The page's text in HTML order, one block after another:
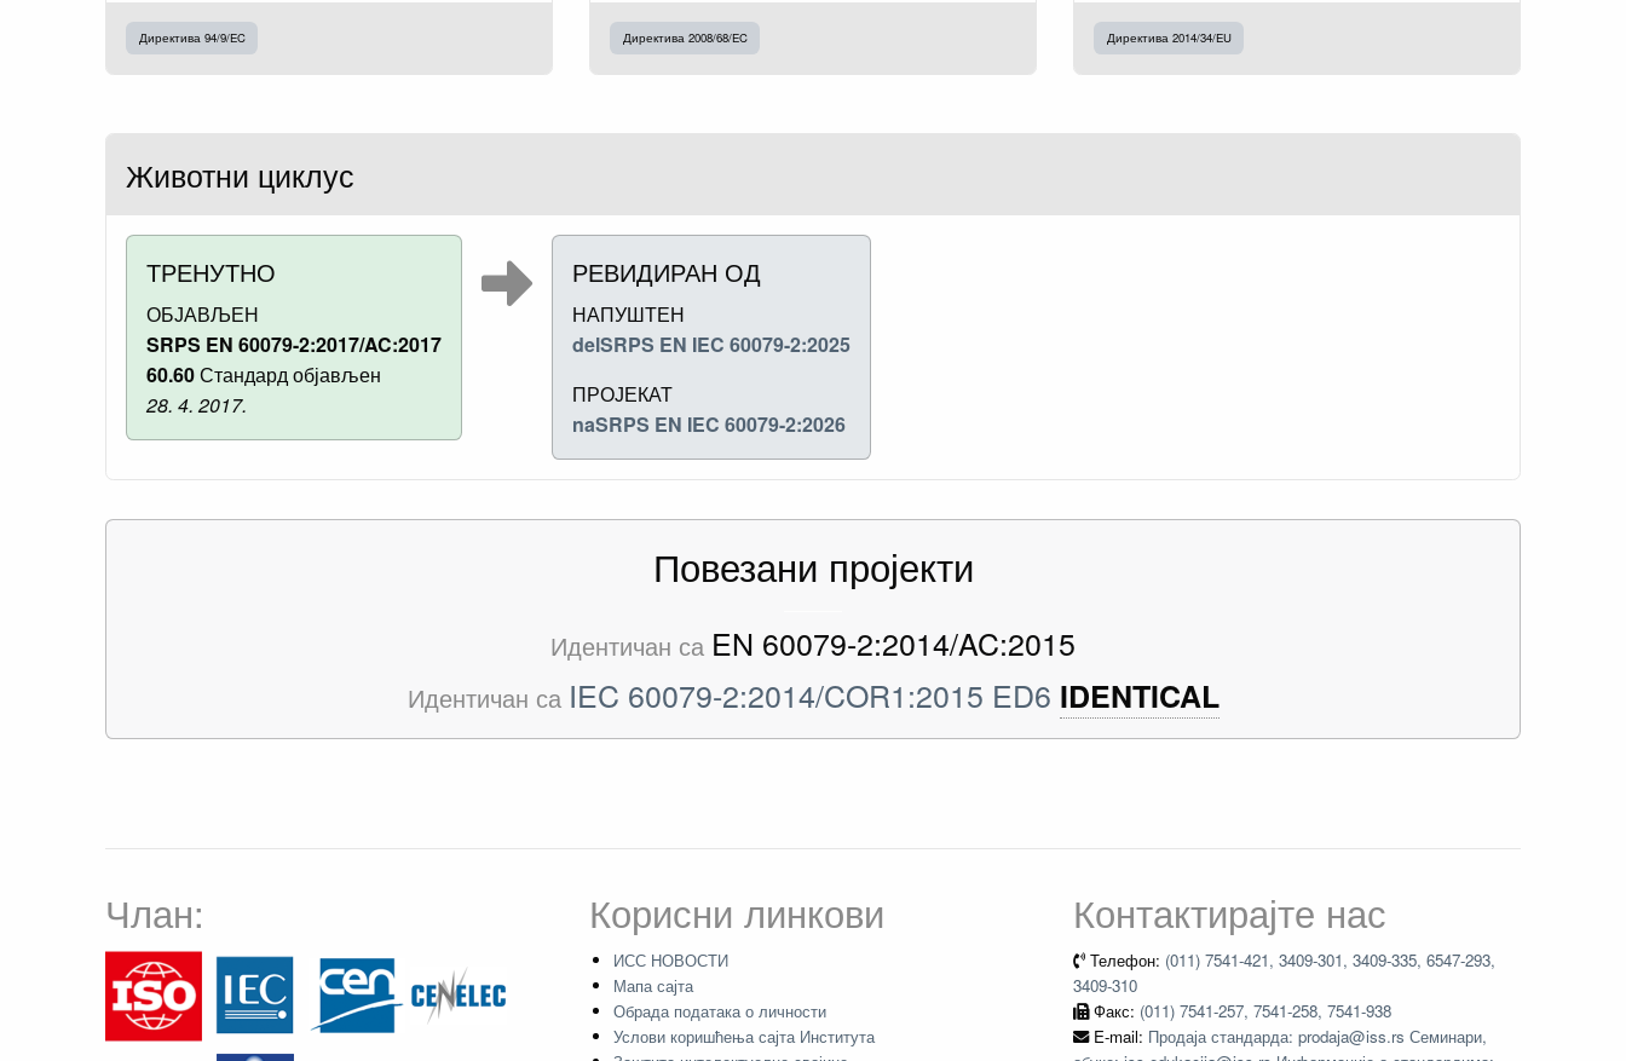
Директива 94/9/EC Директива 2008/68/EC Директива 2014/34/EU
Животни циклус
ТРЕНУТНО
ОБЈАВЉЕН
SRPS EN 60079-2:2017/AC:2017
60.60Стандард објављен
28. 4. 2017.
РЕВИДИРАН ОД
НАПУШТЕН
delSRPS EN IEC 60079-2:2025
ПРОЈЕКАТ
naSRPS EN IEC 60079-2:2026
Повезани пројекти
Идентичан са EN 60079-2:2014/AC:2015
Идентичан са IEC 60079-2:2014/COR1:2015 ED6 IDENTICAL
Члан: Корисни линкови
ИСС НОВОСТИ
Мапа сајта
Обрада података о личности
Услови коришћења сајта Института
Контактирајте нас
Телефон: (011) 7541-421, 3409-301, 3409-335, 6547-293,
3409-310
Факс: (011) 7541-257, 7541-258, 7541-938
E-mail: Продаја стандарда: prodaja@iss.rs Семинари,